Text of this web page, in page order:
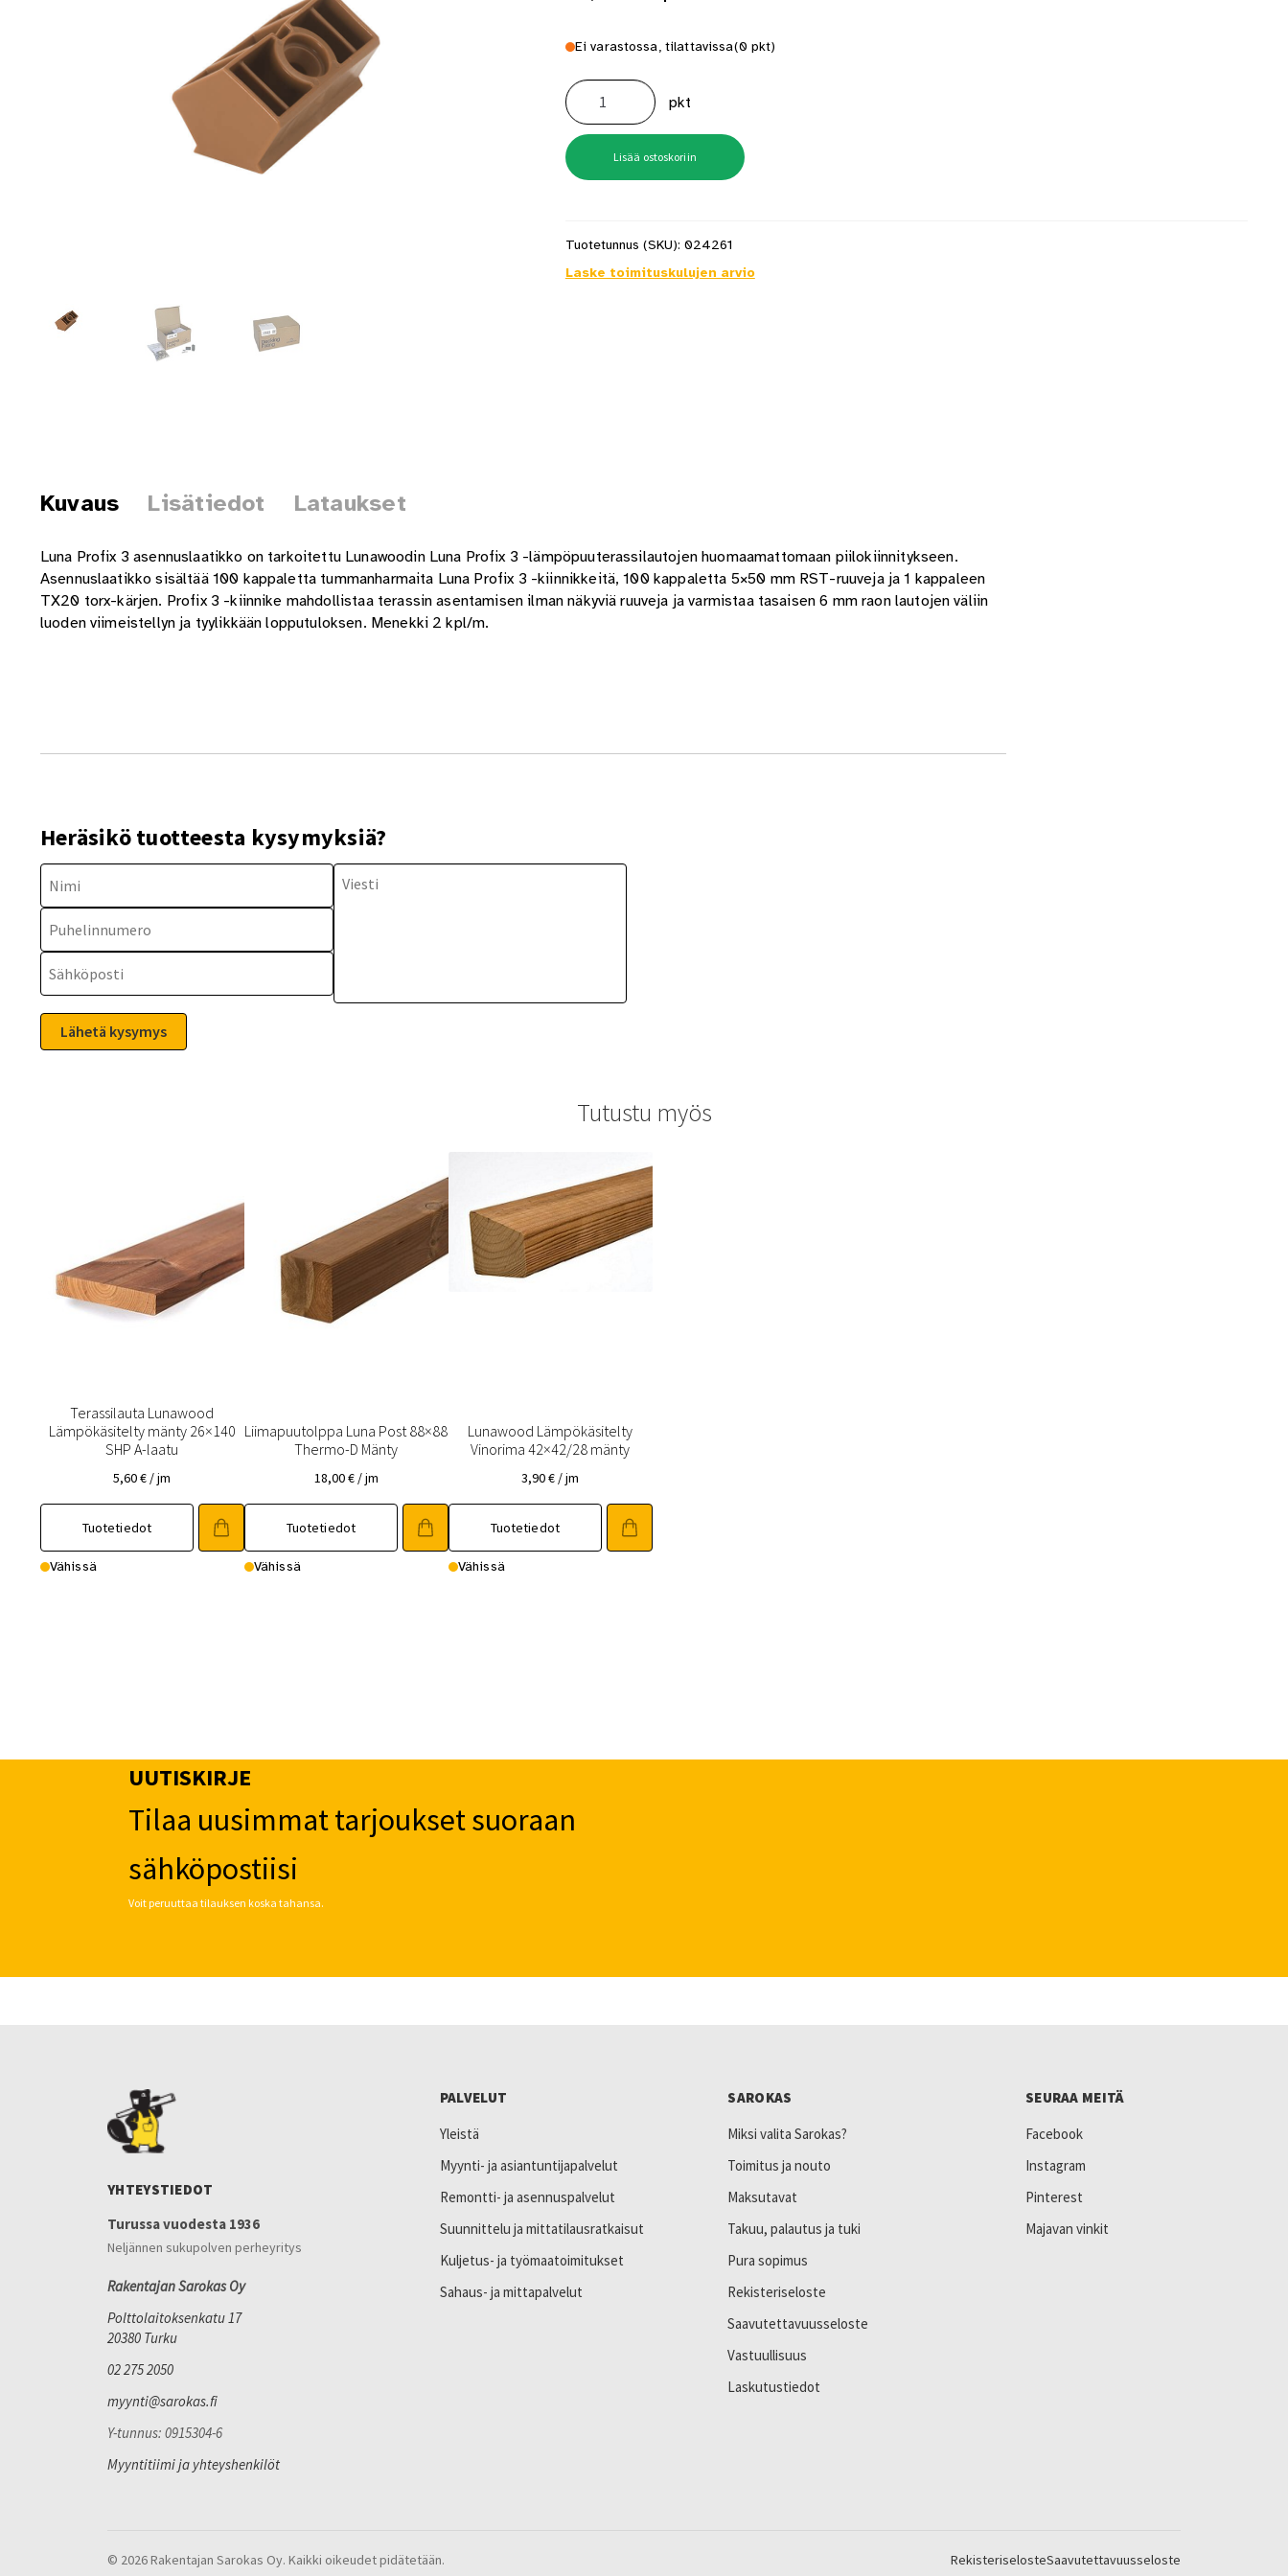
Ei varastossa, tilattavissa(0 pkt)
Lunadeck
Profix3
-
kiinnike
100
kpl/ltk
määrä
pkt
Lisää ostoskoriin
Tuotetunnus (SKU): 024261
Laske toimituskulujen arvio
Kuvaus Lisätiedot Lataukset
Luna Profix 3 asennuslaatikko on tarkoitettu Lunawoodin Luna Profix 3 -lämpöpuuterassilautojen huomaamattomaan piilokiinnitykseen.
Asennuslaatikko sisältää 100 kappaletta tummanharmaita Luna Profix 3 -kiinnikkeitä, 100 kappaletta 5×50 mm RST-ruuveja ja 1 kappaleen
TX20 torx-kärjen. Profix 3 -kiinnike mahdollistaa terassin asentamisen ilman näkyviä ruuveja ja varmistaa tasaisen 6 mm raon lautojen väliin
luoden viimeistellyn ja tyylikkään lopputuloksen. Menekki 2 kpl/m.
Heräsikö tuotteesta kysymyksiä?
Tutustu myös
Terassilauta Lunawood
Lämpökäsitelty mänty 26×140
SHP A-laatu
5,60€ / jm
Tuotetiedot
Vähissä
Liimapuutolppa Luna Post 88×88
Thermo-D Mänty
18,00€ / jm
Tuotetiedot
Vähissä
Lunawood Lämpökäsitelty
Vinorima 42×42/28 mänty
3,90€ / jm
Tuotetiedot
Vähissä
UUTISKIRJE
Tilaa uusimmat tarjoukset suoraan
sähköpostiisi
Voit peruuttaa tilauksen koska tahansa.
YHTEYSTIEDOT
Turussa vuodesta 1936
Neljännen sukupolven perheyritys
Rakentajan Sarokas Oy
Polttolaitoksenkatu 17
20380 Turku
02 275 2050
myynti@sarokas.fi
Y-tunnus: 0915304-6
Myyntitiimi ja yhteyshenkilöt
PALVELUT
Yleistä
Myynti- ja asiantuntijapalvelut
Remontti- ja asennuspalvelut
Suunnittelu ja mittatilausratkaisut
Kuljetus- ja työmaatoimitukset
Sahaus- ja mittapalvelut
SAROKAS
Miksi valita Sarokas?
Toimitus ja nouto
Maksutavat
Takuu, palautus ja tuki
Pura sopimus
Rekisteriseloste
Saavutettavuusseloste
Vastuullisuus
Laskutustiedot
SEURAA MEITÄ
Facebook
Instagram
Pinterest
Majavan vinkit
© 2026 Rakentajan Sarokas Oy. Kaikki oikeudet pidätetään. RekisteriselosteSaavutettavuusseloste